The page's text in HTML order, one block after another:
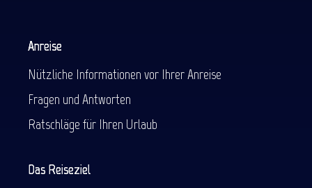
Anreise
Nützliche Informationen vor Ihrer Anreise
Fragen und Antworten
Ratschläge für Ihren Urlaub
Das Reiseziel